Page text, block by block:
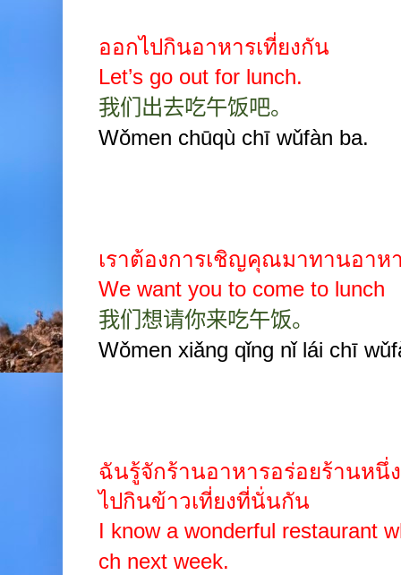
ออกไปกินอาหารเที่ยงกัน
Let’s go out for lunch.
我们出去吃午饭吧。
Wǒmen chūqù chī wǔfàn ba.
เราต้องการเชิญคุณมาทานอาห
We want you to come to lunch
我们想请你来吃午饭。
Wǒmen xiǎng qǐng nǐ lái chī
ฉันรู้จักร้านอาหารอร่อยร้านหนึ่
ไปกินข้าวเที่ยงที่นั่นกัน
I know a wonderful restaurant
ch next week.